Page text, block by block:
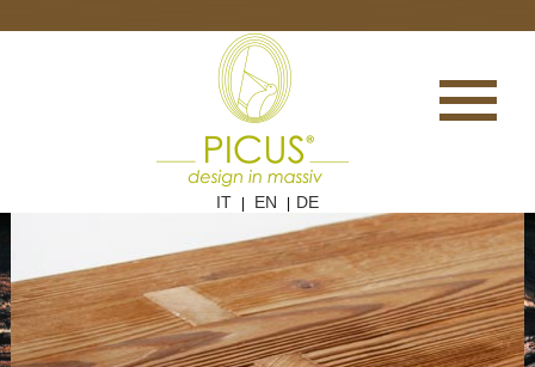
IT EN DE